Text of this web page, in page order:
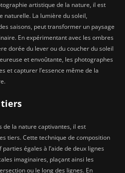
artistique de la nature, il est
naturelle. La lumière du soleil,
saisons, peut transformer un paysage
En expérimentant avec les ombres
dorée du lever ou du coucher du soleil
et envoûtante, les photographes
et capturer l’essence même de la
tiers
de la nature captivantes, il est
tiers. Cette technique de composition
égales à l’aide de deux lignes
imaginaires, plaçant ainsi les
ou le long des lignes. En